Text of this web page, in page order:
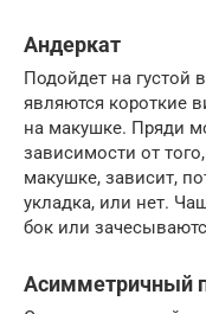
Андеркат
Подойдет на густой
являются короткие
на макушке. Пряди
зависимости от
макушке, зависит,
укладка, или нет.
бок или
Асимметричный